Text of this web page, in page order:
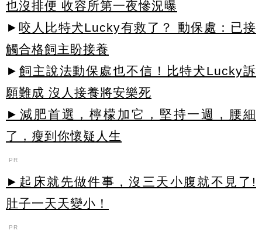
也沒排便 收容所第一夜慘況曝
► 咬人比特犬Lucky有救了？ 動保處：已接
觸合格飼主盼接養
► 飼主說法動保處也不信！比特犬Lucky訴
願難成 沒人接養將安樂死
►減肥首選，檸檬加它，堅持一週，腰細
了，瘦到你懷疑人生
PR
►起床就先做件事，沒三天小腹就不見了!
肚子一天天變小！
PR